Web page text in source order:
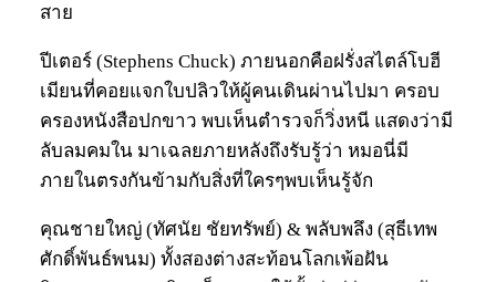
สาย
ปีเตอร์ (Stephens Chuck) ภายนอกคือฝรั่งสไตล์โบฮี
เมียนที่คอยแจกใบปลิวให้ผู้คนเดินผ่านไปมา ครอบ
ครองหนังสือปกขาว พบเห็นตำรวจก็วิ่งหนี แสดงว่ามี
ลับลมคมใน มาเฉลยภายหลังถึงรับรู้ว่า หมอนี่มี
ภายในตรงกันข้ามกับสิ่งที่ใครๆพบเห็นรู้จัก
คุณชายใหญ่ (ทัศนัย ชัยทรัพย์) & พลับพลึง (สุธีเทพ
ศักดิ์พันธ์พนม) ทั้งสองต่างสะท้อนโลกเพ้อฝัน